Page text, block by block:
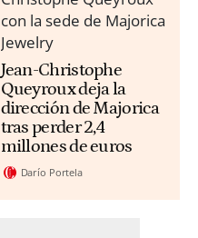
Jean-Christophe
Queyroux deja la
dirección de Majorica
tras perder 2,4
millones de euros
Darío Portela